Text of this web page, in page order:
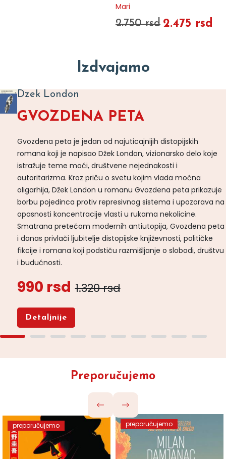
Mari
2.750 rsd 2.475 rsd
Izdvajamo
Dzek London
GVOZDENA PETA
Gvozdena peta je jedan od najuticajnijih distopijskih
romana koji je napisao Džek London, vizionarsko delo koje
istražuje teme moći, društvene nejednakosti i
autoritarizma. Kroz priču o svetu kojim vlada moćna
oligarhija, Džek London u romanu Gvozdena peta prikazuje
borbu pojedinca protiv represivnog sistema i upozorava na
opasnosti koncentracije vlasti u rukama nekolicine.
Smatrana pretečom modernih antiutopija, Gvozdena peta
i danas privlači ljubitelje distopijske književnosti, političke
fikcije i romana koji podstiču razmišljanje o slobodi, društvu
i budućnosti.
990 rsd 1.320 rsd
Detaljnije
Preporučujemo
preporučujemo preporučujemo